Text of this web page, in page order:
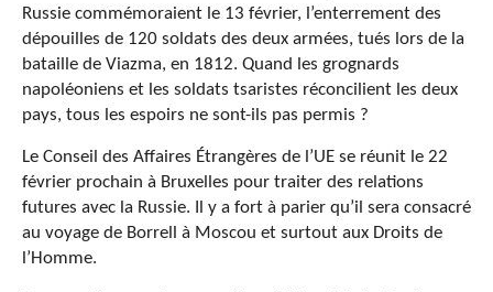
Russie commémoraient le 13 février, l’enterrement des
dépouilles de 120 soldats des deux armées, tués lors de la
bataille de Viazma, en 1812. Quand les grognards
napoléoniens et les soldats tsaristes réconcilient les deux
pays, tous les espoirs ne sont-ils pas permis ?
Le Conseil des Affaires Étrangères de l’UE se réunit le 22
février prochain à Bruxelles pour traiter des relations
futures avec la Russie. Il y a fort à parier qu’il sera consacré
au voyage de Borrell à Moscou et surtout aux Droits de
l’Homme.